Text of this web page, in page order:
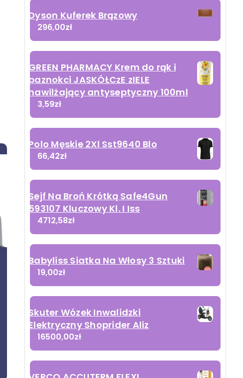
Dyson Kuferek Brązowy
296,00zł
GREEN PHARMACY Krem do rąk i
paznokci JASKÓŁCzE zIELE
nawilżający antyseptyczny 100ml
3,59zł
Polo Męskie 2Xl Sst9640 Blo
66,42zł
Sejf Na Broń Krótką Safe4Gun
593107 Kluczowy Kl. I Iss
4712,58zł
Babyliss Siatka Na Włosy 3 Sztuki
19,00zł
Skuter Wózek Inwalidzki
Elektryczny Shoprider Aliz
16500,00zł